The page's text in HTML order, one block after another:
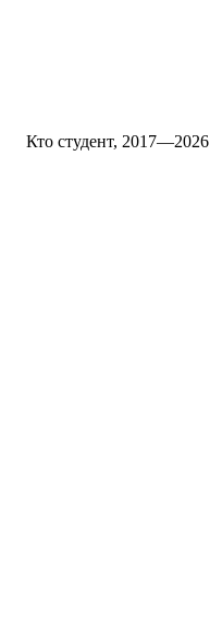
Кто студент, 2017—2026